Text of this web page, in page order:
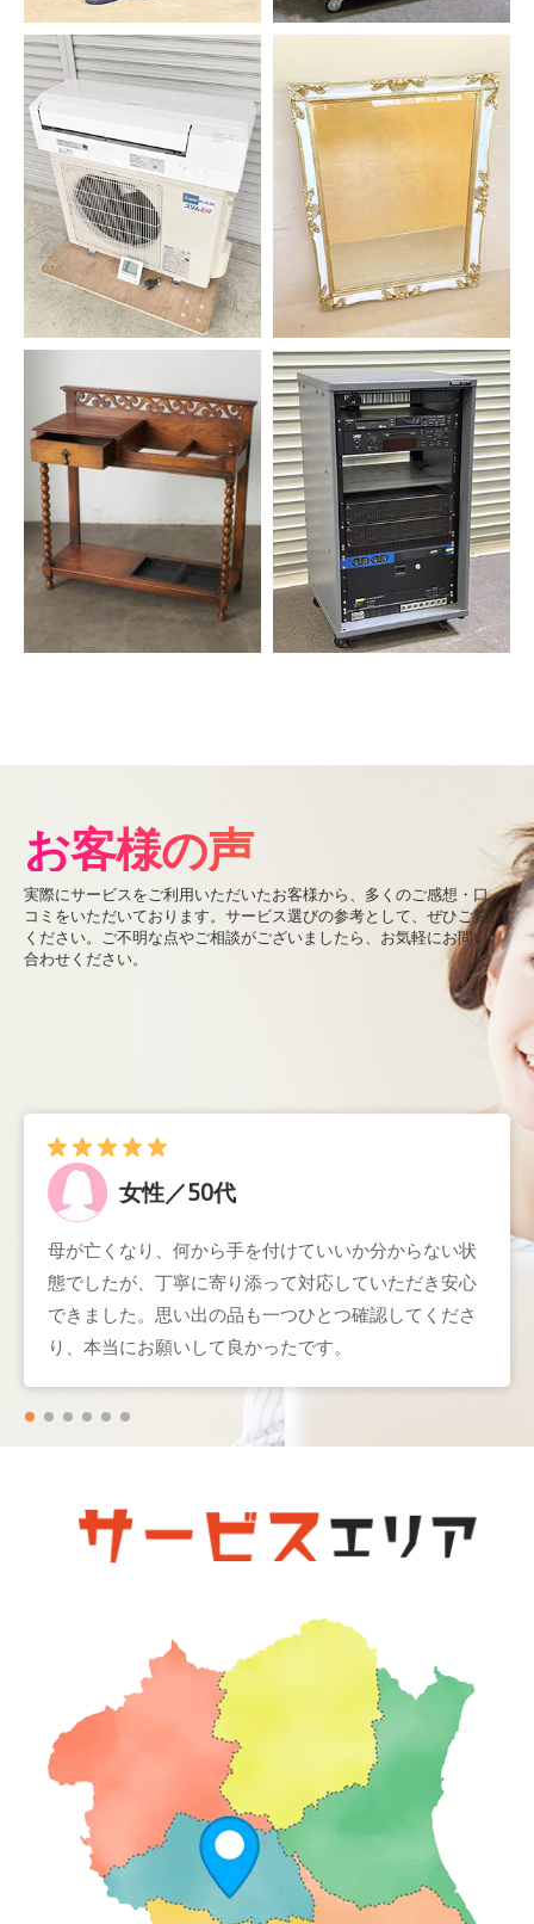
お客様の声
実際にサービスをご利用いただいたお客様から、多くのご感想・口
コミをいただいております。サービス選びの参考として、ぜひご覧
ください。ご不明な点やご相談がございましたら、お気軽にお問い
合わせください。
女性／50代
母が亡くなり、何から手を付けていいか分からない状
態でしたが、丁寧に寄り添って対応していただき安心
できました。思い出の品も一つひとつ確認してくださ
り、本当にお願いして良かったです。
女性／60代
遠方に住んでいるため立ち会いが難しかったのです
が、事前の説明も分かりやすく、作業もスムーズに進
めていただきました。報告も丁寧で信頼できる業者さ
んです。